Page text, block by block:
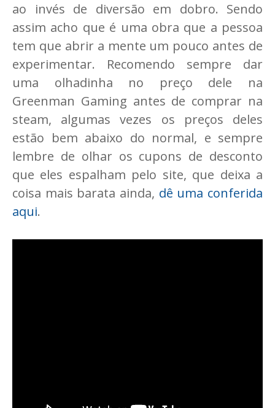
ao invés de diversão em dobro. Sendo
assim acho que é uma obra que a pessoa
tem que abrir a mente um pouco antes de
experimentar. Recomendo sempre dar
uma olhadinha no preço dele na
Greenman Gaming antes de comprar na
steam, algumas vezes os preços deles
estão bem abaixo do normal, e sempre
lembre de olhar os cupons de desconto
que eles espalham pelo site, que deixa a
coisa mais barata ainda, dê uma conferida
aqui.